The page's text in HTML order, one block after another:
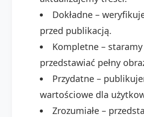
Dokładne –
przed publikacją.
Kompletne –
przedstawiać pełny
Przydatne –
wartościowe dla
Zrozumiałe –